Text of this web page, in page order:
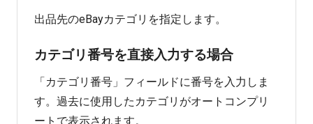
出品先のeBayカテゴリを指定します。
カテゴリ番号を直接入力する場合
「カテゴリ番号」フィールドに番号を入力しま
す。過去に使用したカテゴリがオートコンプリ
ートで表示されます。